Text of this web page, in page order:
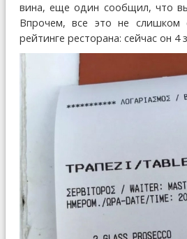
вина, еще один сообщил, что
Впрочем, все это не слишком
рейтинге ресторана: сейчас он 4